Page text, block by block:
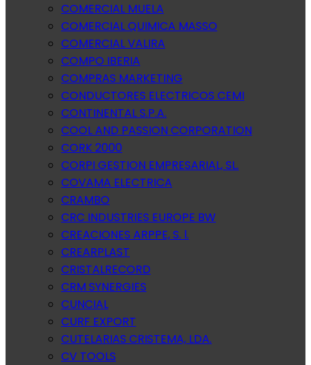
COMERCIAL MUELA
COMERCIAL QUIMICA MASSO
COMERCIAL VALIRA
COMPO IBERIA
COMPRAS MARKETING
CONDUCTORES ELECTRICOS CEMI
CONTINENTAL S.P.A.
COOL AND PASSION CORPORATION
CORK 2000
CORPI GESTION EMPRESARIAL, SL.
COVAMA ELECTRICA
CRAMBO
CRC INDUSTRIES EUROPE BW
CREACIONES ARPPE, S. l.
CREARPLAST
CRISTALRECORD
CRM SYNERGIES
CUNCIAL
CURF EXPORT
CUTELARIAS CRISTEMA, LDA.
CV TOOLS